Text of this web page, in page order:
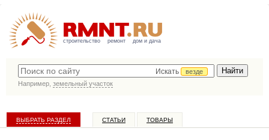
строительство ремонт дом и дача
Искать
везде
Например, земельный участок
ВЫБРАТЬ РАЗДЕЛ СТАТЬИ ТОВАРЫ